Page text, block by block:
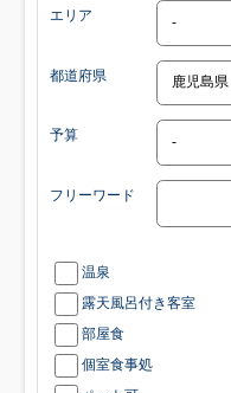
エリア
都道府県
予算
フリーワード
温泉
露天風呂付き客室
部屋食
個室食事処